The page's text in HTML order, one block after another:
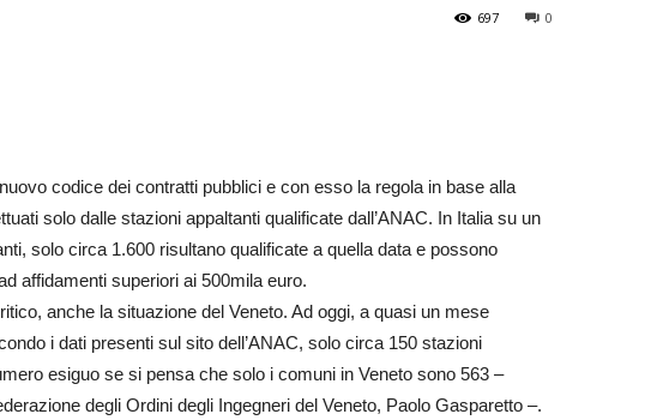
0
697
codice dei contratti pubblici e con esso la regola in base alla
solo dalle stazioni appaltanti qualificate dall’ANAC. In Italia su un
solo circa 1.600 risultano qualificate a quella data e possono
affidamenti superiori ai 500mila euro.
anche la situazione del Veneto. Ad oggi, a quasi un mese
i dati presenti sul sito dell’ANAC, solo circa 150 stazioni
esiguo se si pensa che solo i comuni in Veneto sono 563 –
degli Ordini degli Ingegneri del Veneto, Paolo Gasparetto –.